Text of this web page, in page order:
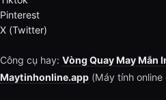
Pinterest
X (Twitter)
Công cụ hay: Vòng Quay May Mắn
Maytinhonline.app (Máy tính online